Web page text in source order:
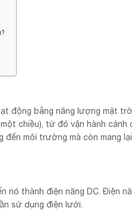
động bằng năng lượng mặt
chiều), từ đó vận hành cánh
môi trường mà còn mang
nó thành điện năng DC. Điện
sử dụng điện lưới.